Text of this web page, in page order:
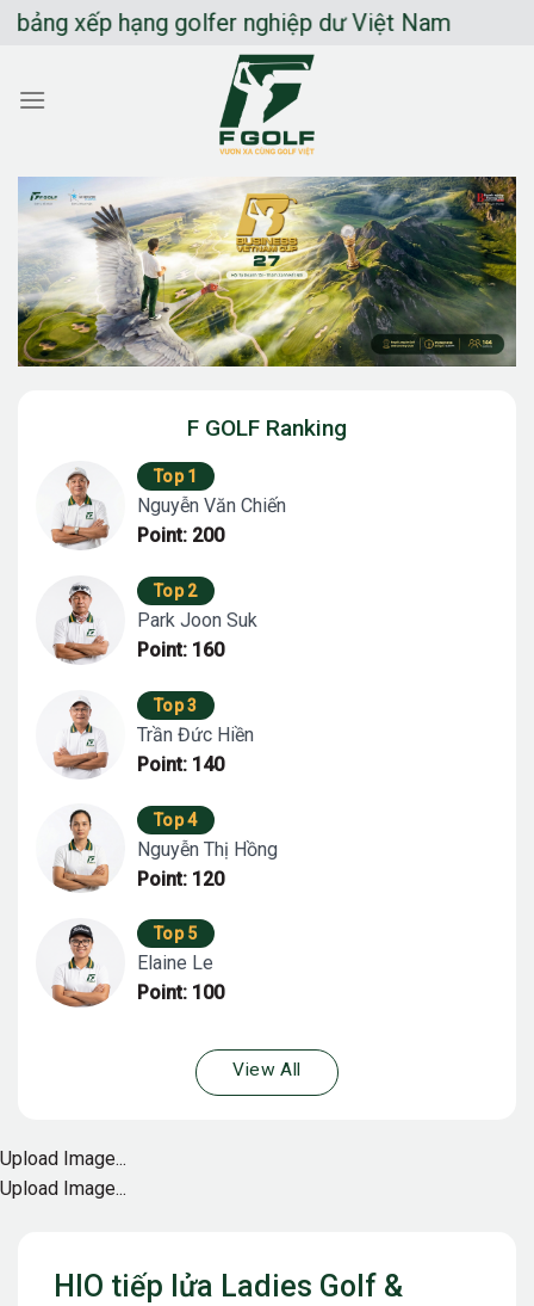
Chuyển
dung
hạng golfer nghiệp dư Việt Nam
HIO tiếp lửa Ladies Golf &
F GOLF Ranking
Top 1
Nguyễn Văn Chiến
Point: 200
Top 2
Park Joon Suk
Point: 160
Top 3
Trần Đức Hiền
Point: 140
Top 4
Nguyễn Thị Hồng
Point: 120
Top 5
Elaine Le
Point: 100
View All
Upload Image...
Upload Image...